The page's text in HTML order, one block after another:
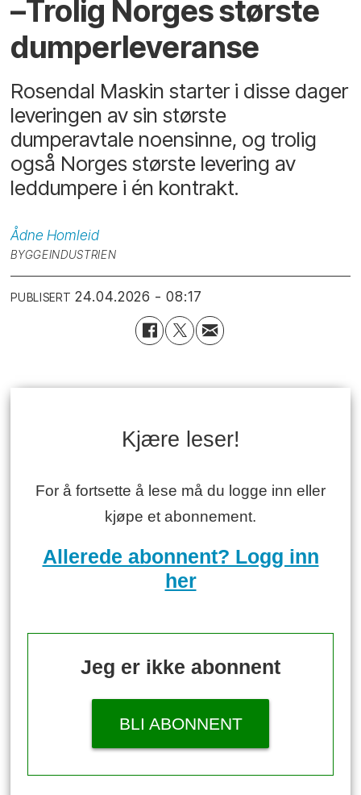
–Trolig Norges største
dumperleveranse
Rosendal Maskin starter i disse dager
leveringen av sin største
dumperavtale noensinne, og trolig
også Norges største levering av
leddumpere i én kontrakt.
Ådne Homleid
BYGGEINDUSTRIEN
PUBLISERT 24.04.2026 - 08:17
Kjære leser!
For å fortsette å lese må du logge inn eller
kjøpe et abonnement.
Allerede abonnent? Logg inn
her
Jeg er ikke abonnent
BLI ABONNENT